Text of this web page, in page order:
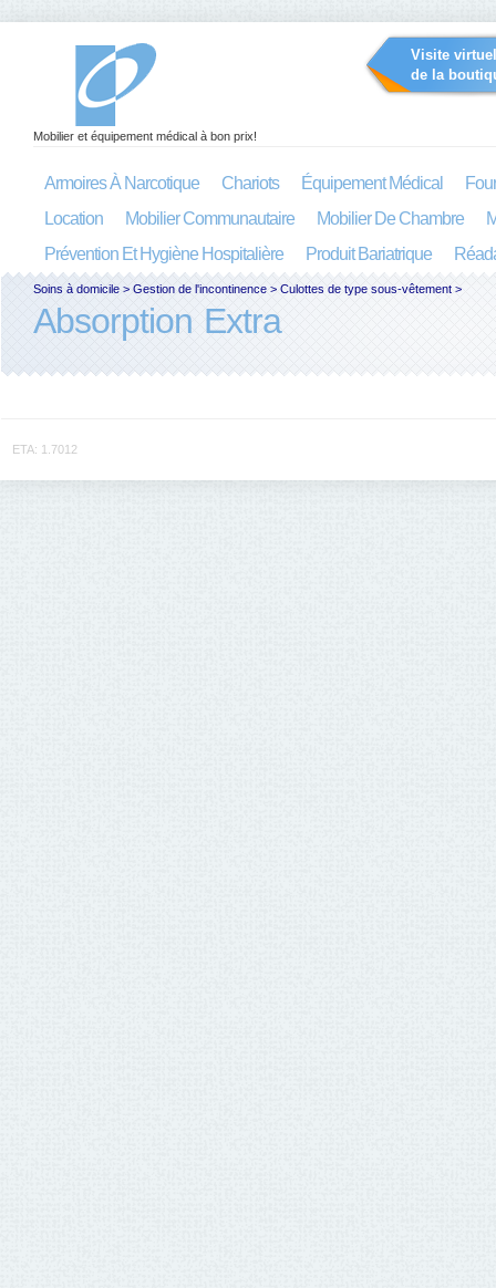
Visite
de la
Mobilier et équipement médical à bon prix!
Armoires À Narcotique Chariots Équipement Médical
Location
Mobilier Communautaire Mobilier De Chambre
Prévention Et Hygiène Hospitalière
Produit Bariatrique
Soins à domicile > Gestion de l'incontinence > Culottes de type sous-vêtement >
Absorption Extra
ETA: 1.7012